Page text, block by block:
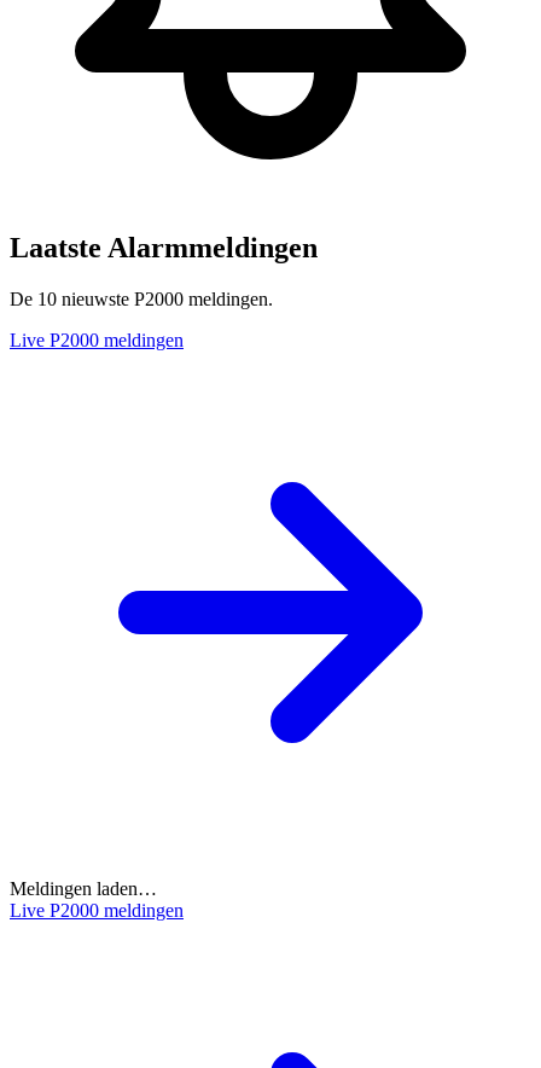
Laatste Alarmmeldingen
De 10 nieuwste P2000 meldingen.
Live P2000 meldingen
Meldingen laden…
Live P2000 meldingen